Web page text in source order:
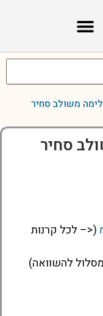
משולב סחיר
סחיר
(<– לכל קרנות
להשוואה)